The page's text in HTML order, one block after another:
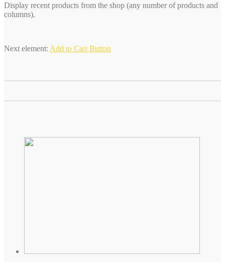
Display recent products from the shop (any number of products and
columns).
Next element: Add to Cart Button